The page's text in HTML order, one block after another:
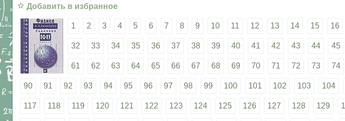
☆ Добавить в избранное
1 2 3 4 5 6 7 8 9 10 11 12 13 14 15 16
32 33 34 35 36 37 38 39 40 41 42 43 44 45
61 62 63 64 65 66 67 68 69 70 71 72 73 74
90 91 92 93 94 95 96 97 98 99 100 101 102 103 104
117 118 119 120 121 122 123 124 125 126 127 128 129